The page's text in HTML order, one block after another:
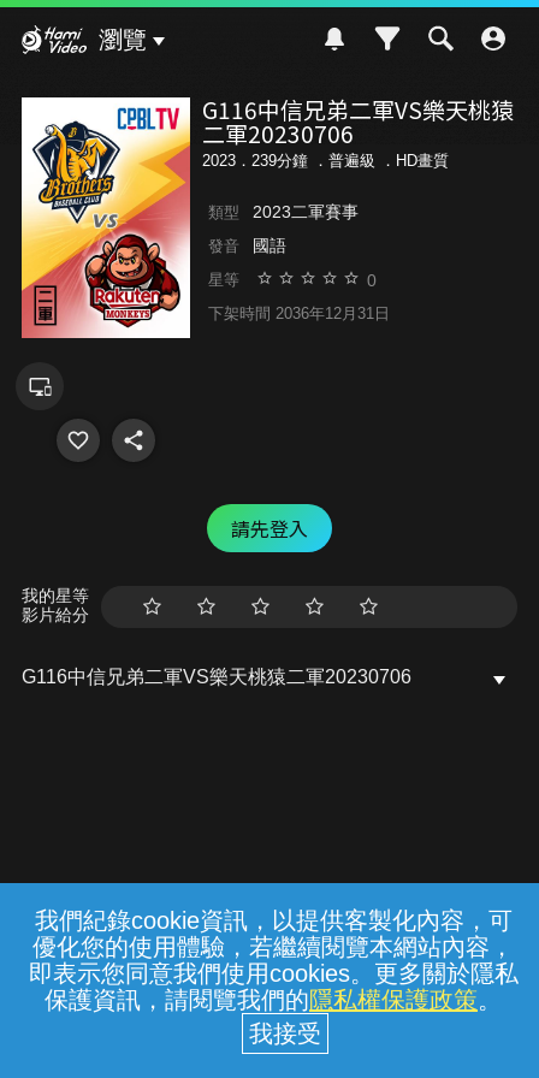
我們紀錄cookie資訊，以提供客製化內容，可
優化您的使用體驗，若繼續閱覽本網站內容，
即表示您同意我們使用cookies。更多關於隱私
保護資訊，請閱覽我們的隱私權保護政策。
瀏覽
G116中信兄弟二軍VS樂天桃猿
二軍20230706
2023．239分鐘 ． 普遍級 ．HD畫質
類型 2023二軍賽事
發音 國語
星等 0
下架時間 2036年12月31日
請先登入
我的星等
影片給分
G116中信兄弟二軍VS樂天桃猿二軍20230706
常見問題 線上客服 服務條款 隱私權保護
中華電信股份有限公司個人家庭分公司
(統一編號：96979949) © 2026
{{notifyMsg}}